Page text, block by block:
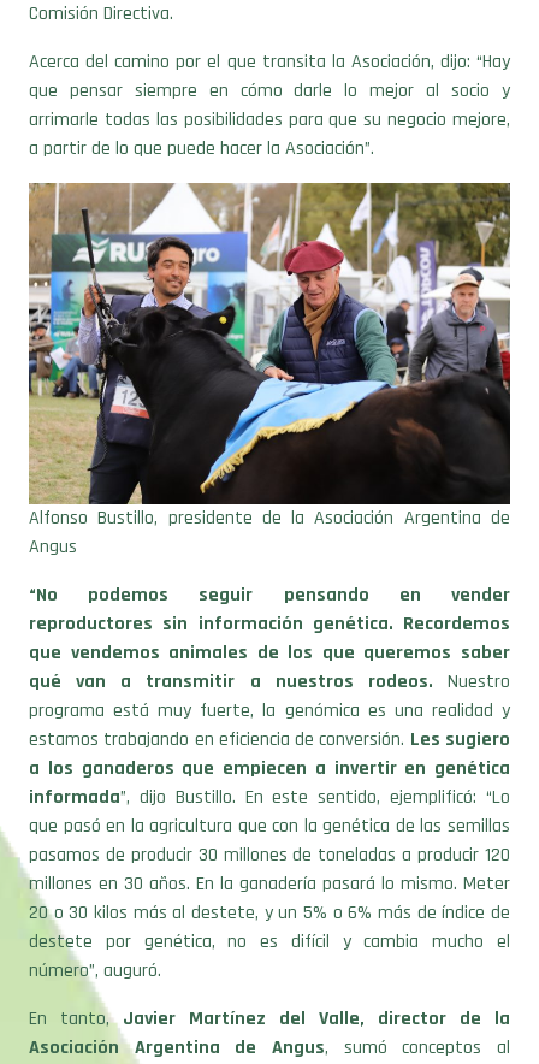
Comisión Directiva.
Acerca del camino por el que transita la Asociación, dijo: “Hay
que pensar siempre en cómo darle lo mejor al socio y
arrimarle todas las posibilidades para que su negocio mejore,
a partir de lo que puede hacer la Asociación”.
Alfonso Bustillo, presidente de la Asociación Argentina de
Angus
“No podemos seguir pensando en vender
reproductores sin información genética. Recordemos
que vendemos animales de los que queremos saber
qué van a transmitir a nuestros rodeos. Nuestro
programa está muy fuerte, la genómica es una realidad y
estamos trabajando en eficiencia de conversión. Les sugiero
a los ganaderos que empiecen a invertir en genética
informada”, dijo Bustillo. En este sentido, ejemplificó: “Lo
que pasó en la agricultura que con la genética de las semillas
pasamos de producir 30 millones de toneladas a producir 120
millones en 30 años. En la ganadería pasará lo mismo. Meter
20 o 30 kilos más al destete, y un 5% o 6% más de índice de
destete por genética, no es difícil y cambia mucho el
número”, auguró.
En tanto, Javier Martínez del Valle, director de la
Asociación Argentina de Angus, sumó conceptos al